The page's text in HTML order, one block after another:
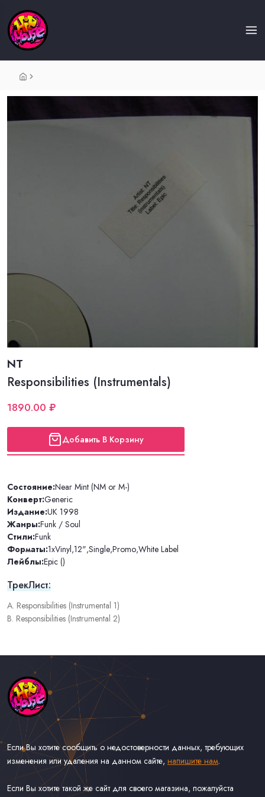
NT
Responsibilities (Instrumentals)
1890.00 ₽
Добавить В Корзину
Состояние:Near Mint (NM or M-)
Конверт:Generic
Издание:UK 1998
Жанры:Funk / Soul
Стили:Funk
Форматы:1xVinyl,12",Single,Promo,White Label
Лейблы:Epic ()
ТрекЛист:
A. Responsibilities (Instrumental 1)
B. Responsibilities (Instrumental 2)
Если Вы хотите сообщить о недостоверности данных, требующих
изменения или удаления на данном сайте, напишите нам.
Если Вы хотите такой же сайт для своего магазина, пожалуйста